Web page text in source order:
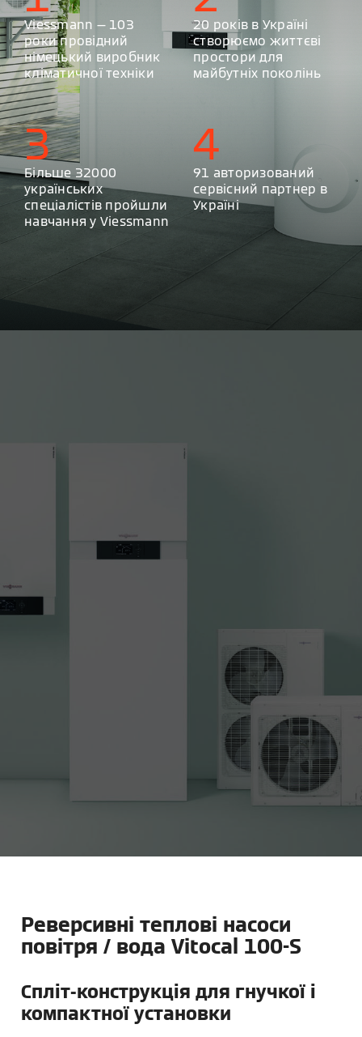
Viessmann — 103
роки провідний
німецький виробник
кліматичної техніки
20 років в Україні
створюємо життєві
простори для
майбутніх поколінь
3
Більше 32000
українських
спеціалістів пройшли
навчання у Viessmann
4
91 авторизований
сервісний партнер в
Україні
Реверсивні теплові насоси
повітря / вода Vitocal 100-S
Спліт-конструкція для гнучкої і
компактної установки